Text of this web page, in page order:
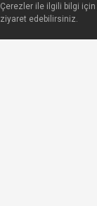
Çerezler ile ilgili bilgi
ziyaret edebilirsiniz.